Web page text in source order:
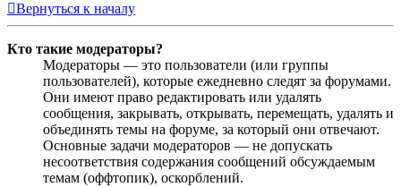
Вернуться к началу
Кто такие модераторы?
Модераторы — это пользователи (или группы
пользователей), которые ежедневно следят за форумами.
Они имеют право редактировать или удалять
сообщения, закрывать, открывать, перемещать, удалять и
объединять темы на форуме, за который они отвечают.
Основные задачи модераторов — не допускать
несоответствия содержания сообщений обсуждаемым
темам (оффтопик), оскорблений.